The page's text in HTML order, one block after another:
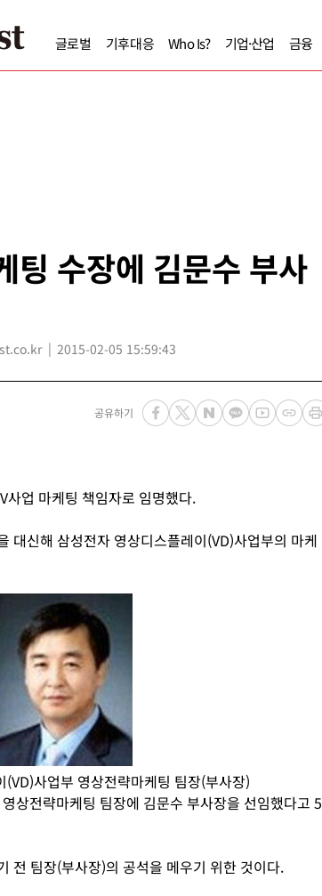
글로벌 기후대응 Who Is? 기업·산업 금융
팅 수장에 김문수 부사
2015-02-05 15:59:43
공유하기
업 마케팅 책임자로 임명했다.
대신해 삼성전자 영상디스플레이(VD)사업부의 마케
사업부 영상전략마케팅 팀장(부사장)
상전략마케팅 팀장에 김문수 부사장을 선임했다고 5
전 팀장(부사장)의 공석을 메우기 위한 것이다.